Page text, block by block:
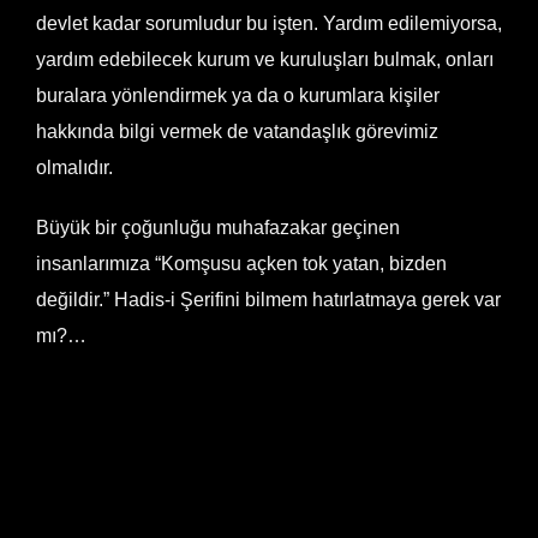
devlet kadar sorumludur bu işten. Yardım edilemiyorsa,
yardım edebilecek kurum ve kuruluşları bulmak, onları
buralara yönlendirmek ya da o kurumlara kişiler
hakkında bilgi vermek de vatandaşlık görevimiz
olmalıdır.
Büyük bir çoğunluğu muhafazakar geçinen
insanlarımıza “Komşusu açken tok yatan, bizden
değildir.” Hadis-i Şerifini bilmem hatırlatmaya gerek var
mı?…